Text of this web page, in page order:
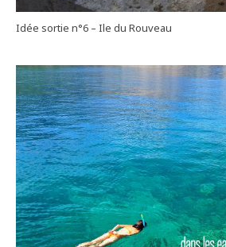
Idée sortie n°6 – Ile du Rouveau